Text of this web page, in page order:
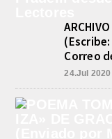
Correo
24.Jul 2020